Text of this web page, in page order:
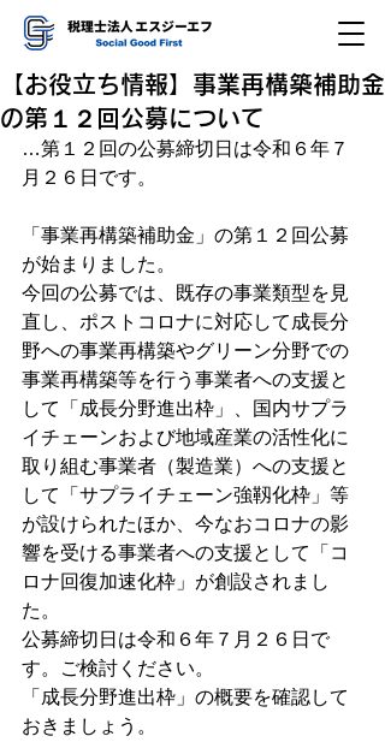
【お役立ち情報】事業再構築補助金
の第１２回公募について
…第１２回の公募締切日は令和６年７
月２６日です。
「事業再構築補助金」の第１２回公募
が始まりました。
今回の公募では、既存の事業類型を見
直し、ポストコロナに対応して成長分
野への事業再構築やグリーン分野での
事業再構築等を行う事業者への支援と
して「成長分野進出枠」、国内サプラ
イチェーンおよび地域産業の活性化に
取り組む事業者（製造業）への支援と
して「サプライチェーン強靱化枠」等
が設けられたほか、今なおコロナの影
響を受ける事業者への支援として「コ
ロナ回復加速化枠」が創設されまし
た。
公募締切日は令和６年７月２６日で
す。ご検討ください。
「成長分野進出枠」の概要を確認して
おきましょう。